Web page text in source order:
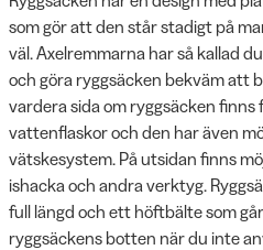
som gör att den står stadigt på
väl. Axelremmarna har så kallad
och göra ryggsäcken bekväm att
vardera sida om ryggsäcken
vattenflaskor och den har även
vätskesystem. På utsidan finns
ishacka och andra verktyg.
full längd och ett höftbälte som
ryggsäckens botten när du inte